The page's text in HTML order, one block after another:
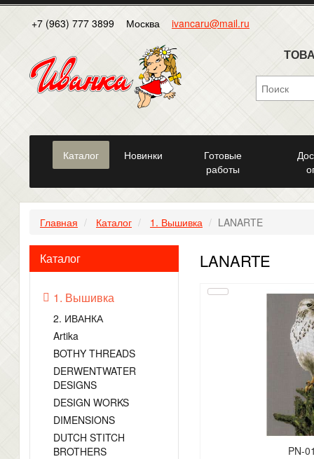
+7 (963) 777 3899 Москва ivancaru@mail.ru
Каталог Новинки
Готовые
работы
Главная Каталог 1. Вышивка LANARTE
Каталог
1. Вышивка
2. ИВАНКА
Artika
BOTHY THREADS
DERWENTWATER
DESIGNS
DESIGN WORKS
DIMENSIONS
DUTCH STITCH
BROTHERS
LANARTE
PN-